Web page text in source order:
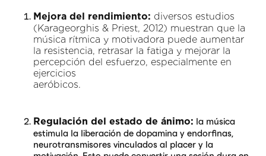
Mejora del rendimiento: diversos estudios
(Karageorghis & Priest, 2012) muestran que la
música rítmica y motivadora puede aumentar
la resistencia, retrasar la fatiga y mejorar la
percepción del esfuerzo, especialmente en
ejercicios
aeróbicos.
Regulación del estado de ánimo: la música
estimula la liberación de dopamina y endorfinas,
neurotransmisores vinculados al placer y la